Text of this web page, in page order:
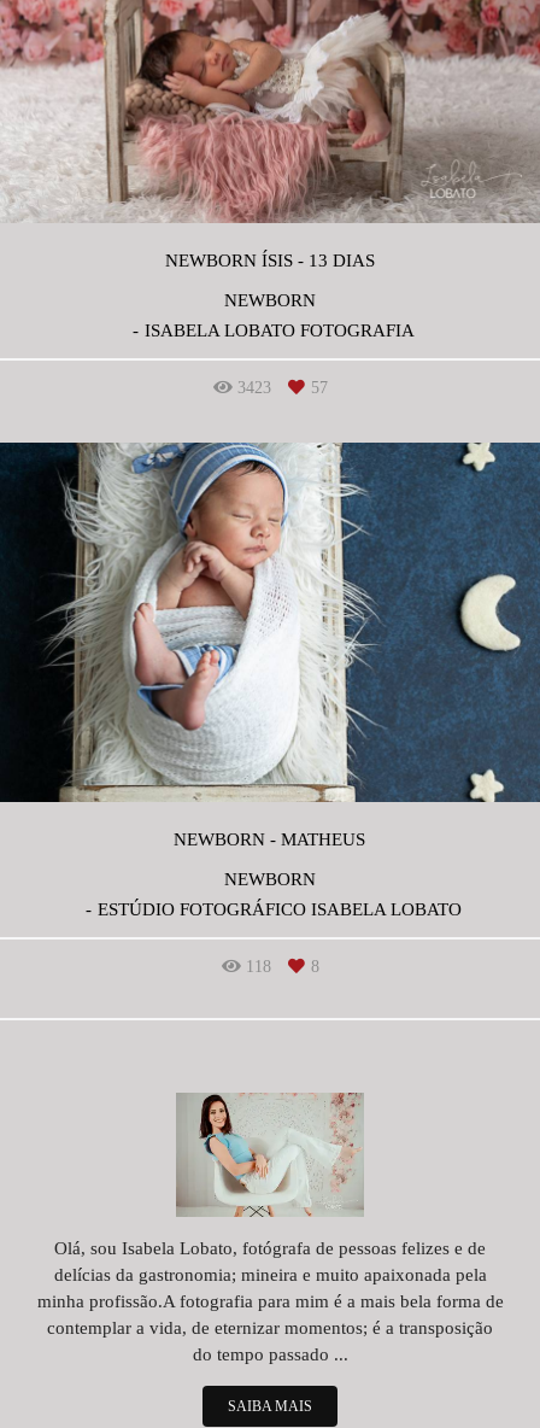
NEWBORN ÍSIS - 13 DIAS
NEWBORN
ISABELA LOBATO FOTOGRAFIA
3423 57
NEWBORN - MATHEUS
NEWBORN
ESTÚDIO FOTOGRÁFICO ISABELA LOBATO
118 8
Olá, sou Isabela Lobato, fotógrafa de pessoas felizes e de
delícias da gastronomia; mineira e muito apaixonada pela
minha profissão.A fotografia para mim é a mais bela forma de
contemplar a vida, de eternizar momentos; é a transposição
do tempo passado ...
SAIBA MAIS